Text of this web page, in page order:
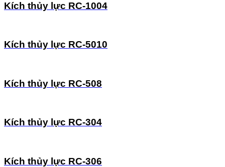
Kích thủy lực RC-1004
Kích thủy lực RC-5010
Kích thủy lực RC-508
Kích thủy lực RC-304
Kích thủy lực RC-306